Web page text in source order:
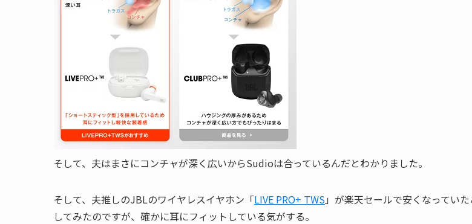
そして、夫はまさにコンチャが深く広いからSudioは合っているんだとわかりました。
そして、夫推しのJBLのワイヤレスイヤホン「LIVE PRO+ TWS」が楽天セールで安くなってい
してみたのですが、確かに耳にフィットしている気がする。